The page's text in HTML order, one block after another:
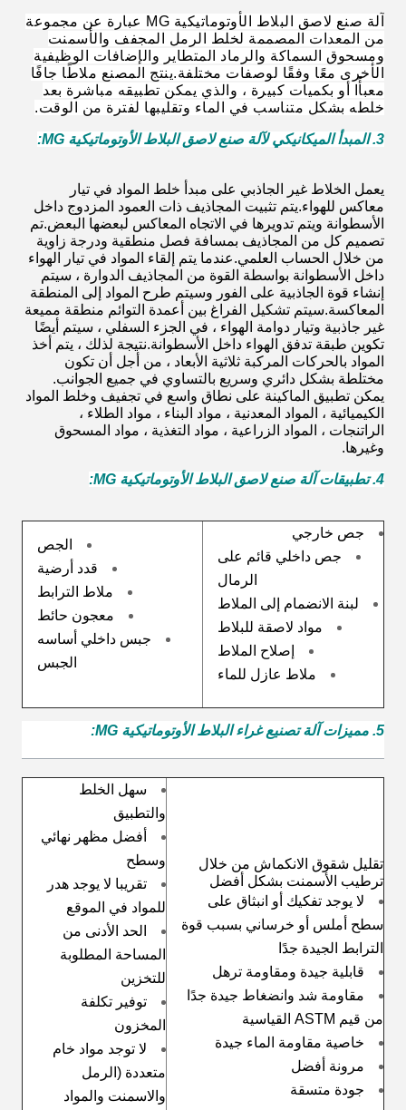
آلة صنع لاصق البلاط الأوتوماتيكية MG عبارة عن مجموعة
من المعدات المصممة لخلط الرمل المجفف والأسمنت
ومسحوق السماكة والرماد المتطاير والإضافات الوظيفية
الأخرى معًا وفقًا لوصفات مختلفة.ينتج المصنع ملاطًا جافًا
معبأًا أو بكميات كبيرة ، والذي يمكن تطبيقه مباشرة بعد
خلطه بشكل متناسب في الماء وتقليبها لفترة من الوقت.
3. المبدأ الميكانيكي لآلة صنع لاصق البلاط الأوتوماتيكية MG:
يعمل الخلاط غير الجاذبي على مبدأ خلط المواد في تيار
معاكس للهواء.يتم تثبيت المجاذيف ذات العمود المزدوج داخل
الأسطوانة ويتم تدويرها في الاتجاه المعاكس لبعضها البعض.تم
تصميم كل من المجاذيف بمسافة فصل منطقية ودرجة زاوية
من خلال الحساب العلمي.عندما يتم إلقاء المواد في تيار الهواء
داخل الأسطوانة بواسطة القوة من المجاذيف الدوارة ، سيتم
إنشاء قوة الجاذبية على الفور وسيتم طرح المواد إلى المنطقة
المعاكسة.سيتم تشكيل الفراغ بين أعمدة التوائم منطقة مميعة
غير جاذبية وتيار دوامة الهواء ، في الجزء السفلي ، سيتم أيضًا
تكوين طبقة تدفق الهواء داخل الأسطوانة.نتيجة لذلك ، يتم أخذ
المواد بالحركات المركبة ثلاثية الأبعاد ، من أجل أن تكون
مختلطة بشكل دائري وسريع بالتساوي في جميع الجوانب.
يمكن تطبيق الماكينة على نطاق واسع في تجفيف وخلط المواد
الكيميائية ، المواد المعدنية ، مواد البناء ، مواد الطلاء ،
الراتنجات ، المواد الزراعية ، مواد التغذية ، مواد المسحوق
وغيرها.
4. تطبيقات آلة صنع لاصق البلاط الأوتوماتيكية MG:
جص خارجي
جص داخلي قائم على
الرمال
لبنة الانضمام إلى الملاط
مواد لاصقة للبلاط
إصلاح الملاط
ملاط عازل للماء
الجص
قدد أرضية
ملاط الترابط
معجون حائط
جبس داخلي أساسه
الجبس
5. مميزات آلة تصنيع غراء البلاط الأوتوماتيكية MG:
تقليل شقوق الانكماش من خلال
ترطيب الأسمنت بشكل أفضل
لا يوجد تفكيك أو انبثاق على
سطح أملس أو خرساني بسبب قوة
الترابط الجيدة جدًا
قابلية جيدة ومقاومة ترهل
مقاومة شد وانضغاط جيدة جدًا
من قيم ASTM القياسية
خاصية مقاومة الماء جيدة
مرونة أفضل
جودة متسقة
سهل الخلط
والتطبيق
أفضل مظهر نهائي
وسطح
تقريبا لا يوجد هدر
للمواد في الموقع
الحد الأدنى من
المساحة المطلوبة
للتخزين
توفير تكلفة
المخزون
لا توجد مواد خام
متعددة (الرمل
والاسمنت والمواد